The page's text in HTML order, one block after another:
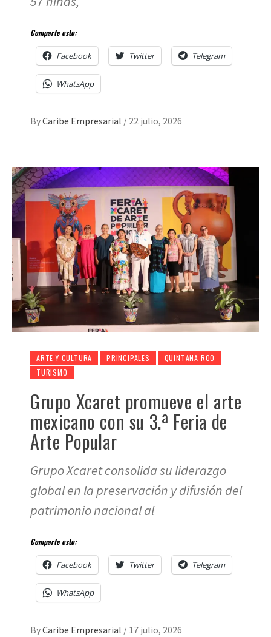
Comparte esto:
Facebook Twitter Telegram
WhatsApp
ByCaribe Empresarial / 22 julio, 2026
ARTE Y CULTURA PRINCIPALES
QUINTANA ROO
TURISMO
Grupo Xcaret promueve el arte
mexicano con su 3.ª Feria de
Arte Popular
Grupo Xcaret consolida su liderazgo
global en la preservación y difusión del
patrimonio nacional al
Comparte esto:
Facebook Twitter Telegram
WhatsApp
ByCaribe Empresarial / 17 julio, 2026